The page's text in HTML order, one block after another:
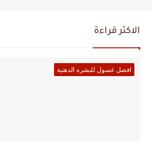
الاكثر قراءة
افضل غسول للبشره الدهنية